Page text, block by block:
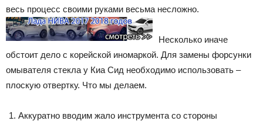
весь процесс своими руками весьма несложно.
Несколько иначе
обстоит дело с корейской иномаркой. Для замены форсунки
омывателя стекла у Киа Сид необходимо использовать –
плоскую отвертку. Что мы делаем.
Аккуратно вводим жало инструмента со стороны